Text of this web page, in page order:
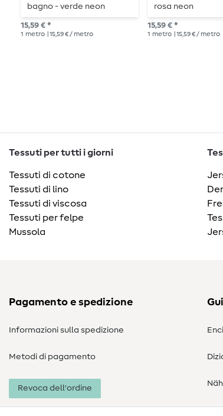
bagno - verde neon
15,59 € *
1 metro | 15,59 € / metro
rosa neon
15,59 € *
1 metro | 15,59 € / metro
Tessuti per tutti i giorni
Tessuti di cotone
Tessuti di lino
Tessuti di viscosa
Tessuti per felpe
Mussola
Pagamento e spedizione
Informazioni sulla spedizione
Metodi di pagamento
Revoca dell'ordine